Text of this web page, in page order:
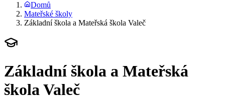
Domů
Mateřské školy
Základní škola a Mateřská škola Valeč
Základní škola a Mateřská
škola Valeč